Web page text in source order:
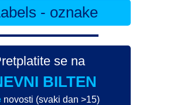
- oznake
se na
BILTEN
novosti (svaki dan >15)